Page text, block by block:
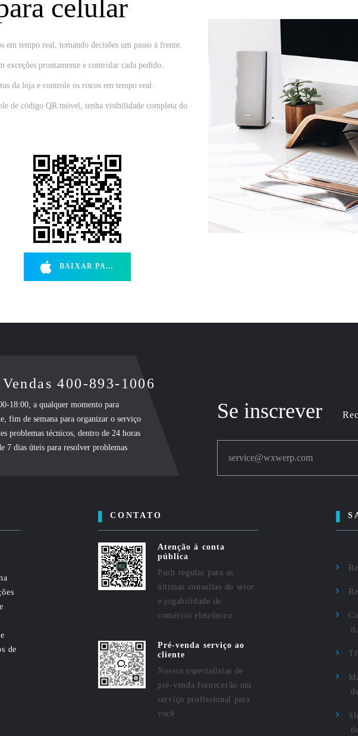
celular
em tempo real, tomando decisões um passo à frente.
exceções prontamente e controlar cada pedido.
da loja e controle os riscos em tempo real.
de código QR móvel, tenha visibilidade completa do
BAIXAR PARA IOS
400-893-1006
18:00, a qualquer momento para
fim de semana para organizar o serviço
problemas técnicos, dentro de 24 horas
7 dias úteis para resolver problemas
Se inscrever
service@wxwerp.com
de
CONTATO
Atenção à conta
pública
Push regular para as
últimas consultas do setor
e jogabilidade de
comércio eletrônico
Pré-venda serviço ao
cliente
Nossos especialistas de
pré-venda fornecerão um
serviço profissional para
você